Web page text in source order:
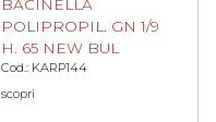
BACINELLA
POLIPROPIL. GN 1/9
H. 65 NEW BUL
Cod.: KARP144
scopri